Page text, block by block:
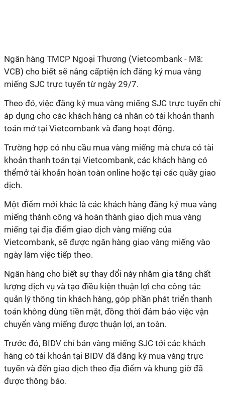
Ngân hàng TMCP Ngoại Thương (Vietcombank - Mã:
VCB) cho biết sẽ nâng cấptiện ích đăng ký mua vàng
miếng SJC trực tuyến từ ngày 29/7.
Theo đó, việc đăng ký mua vàng miếng SJC trực tuyến chỉ
áp dụng cho các khách hàng cá nhân có tài khoản thanh
toán mở tại Vietcombank và đang hoạt động.
Trường hợp có nhu cầu mua vàng miếng mà chưa có tài
khoản thanh toán tại Vietcombank, các khách hàng có
thểmở tài khoản hoàn toàn online hoặc tại các quầy giao
dịch.
Một điểm mới khác là các khách hàng đăng ký mua vàng
miếng thành công và hoàn thành giao dịch mua vàng
miếng tại địa điểm giao dịch vàng miếng của
Vietcombank, sẽ được ngân hàng giao vàng miếng vào
ngày làm việc tiếp theo.
Ngân hàng cho biết sự thay đổi này nhằm gia tăng chất
lượng dịch vụ và tạo điều kiện thuận lợi cho công tác
quản lý thông tin khách hàng, góp phần phát triển thanh
toán không dùng tiền mặt, đồng thời đảm bảo việc vận
chuyển vàng miếng được thuận lợi, an toàn.
Trước đó, BIDV chỉ bán vàng miếng SJC tới các khách
hàng có tài khoản tại BIDV đã đăng ký mua vàng trực
tuyến và đến giao dịch theo địa điểm và khung giờ đã
được thông báo.